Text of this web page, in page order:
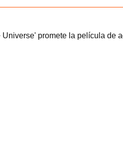
promete la película de